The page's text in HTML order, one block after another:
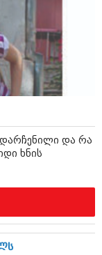
და რა
ხნის